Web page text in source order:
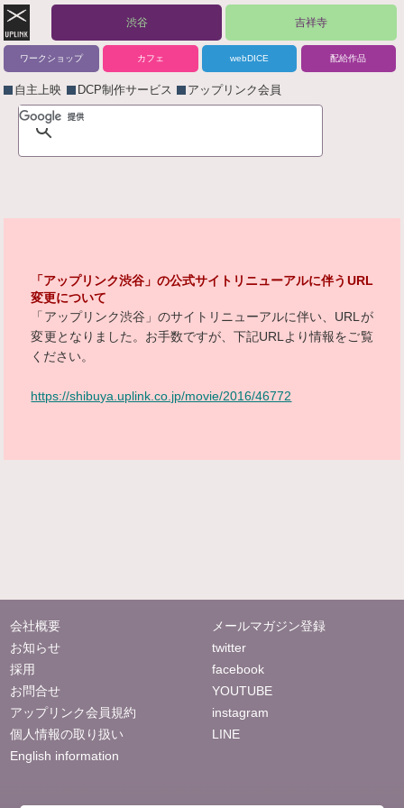
渋谷 吉祥寺
ワークショップ カフェ webDICE 配給作品
自主上映 DCP制作サービス アップリンク会員
「アップリンク渋谷」の公式サイトリニューアルに伴うURL
変更について
「アップリンク渋谷」のサイトリニューアルに伴い、URLが
変更となりました。お手数ですが、下記URLより情報をご覧
ください。
https://shibuya.uplink.co.jp/movie/2016/46772
会社概要
お知らせ
採用
お問合せ
アップリンク会員規約
個人情報の取り扱い
English information
メールマガジン登録
twitter
facebook
YOUTUBE
instagram
LINE